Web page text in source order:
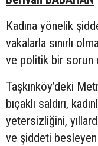
Kadına yönelik
vakalarla sınırlı
ve politik bir sorun
Taşkınköy’deki
bıçaklı saldırı,
yetersizliğini,
ve şiddeti besleyen